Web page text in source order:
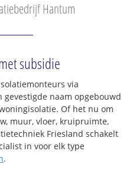
Hantum
subsidie
via
gevestigde naam opgebouwd
Of het nu om
muur, vloer, kruipruimte,
Friesland schakelt
in voor elk type
.